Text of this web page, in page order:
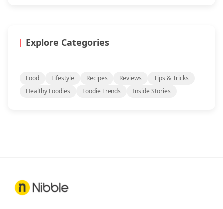
Explore Categories
Food Lifestyle Recipes Reviews
Tips & Tricks
Healthy Foodies
Foodie Trends Inside Stories